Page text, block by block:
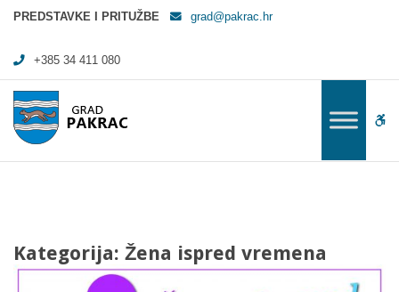
Arhiva Žena ispred vremena - Grad Pakrac
PREDSTAVKE I PRITUŽBE grad@pakrac.hr
+385 34 411 080
Kategorija: Žena ispred vremena